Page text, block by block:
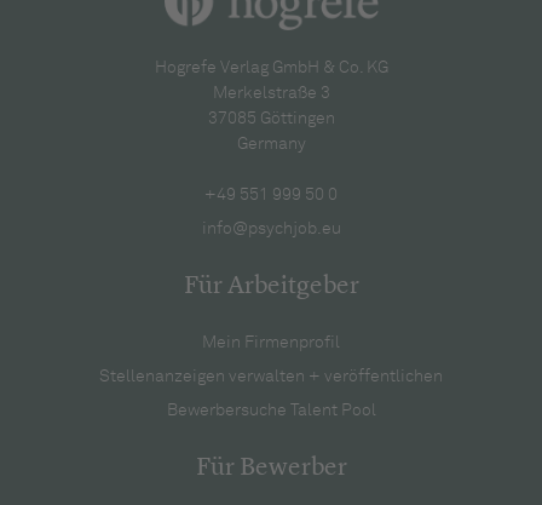
Hogrefe Verlag GmbH & Co. KG
Merkelstraße 3
37085 Göttingen
Germany
+49 551 999 50 0
info@psychjob.eu
Für Arbeitgeber
Mein Firmenprofil
Stellenanzeigen verwalten + veröffentlichen
Bewerbersuche Talent Pool
Für Bewerber